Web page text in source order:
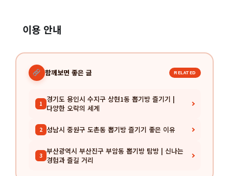
이용 안내
함께보면 좋은 글 RELATED
1 경기도 용인시 수지구 상현1동 뽑기방 즐기기 |
다양한 오락의 세계
2 성남시 중원구 도촌동 뽑기방 즐기기 좋은 이유
3 부산광역시 부산진구 부암동 뽑기방 탐방 | 신나는
경험과 즐길 거리